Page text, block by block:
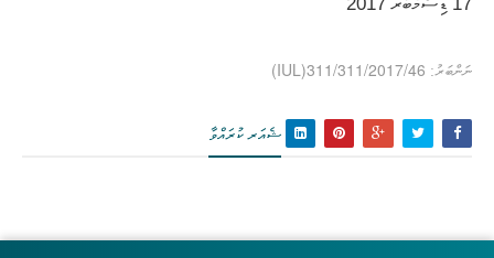
ނަންބަރު: (IUL)311/311/2017/46
ޝެއަރ ކުރައްވާ